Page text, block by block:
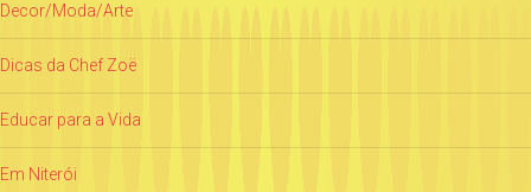
Decor/Moda/Arte
Dicas da Chef Zoë
Educar para a Vida
Em Niterói